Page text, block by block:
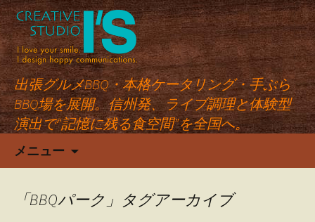
出張グルメBBQ・本格ケータリング・手ぶら
BBQ場を展開。信州発、ライブ調理と体験型
演出で“記憶に残る食空間”を全国へ。
メニュー
「BBQパーク」タグアーカイブ